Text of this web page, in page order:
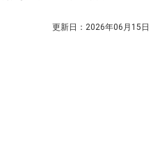
更新日： 2026年06月15日